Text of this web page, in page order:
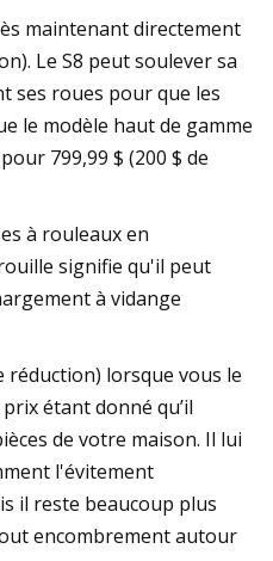
maintenant directement
Le S8 peut soulever sa
ses roues pour que les
le modèle haut de gamme
799,99 $ (200 $ de
à rouleaux en
signifie qu'il peut
à vidange
réduction) lorsque vous le
étant donné qu’il
de votre maison. Il lui
l'évitement
il reste beaucoup plus
encombrement autour